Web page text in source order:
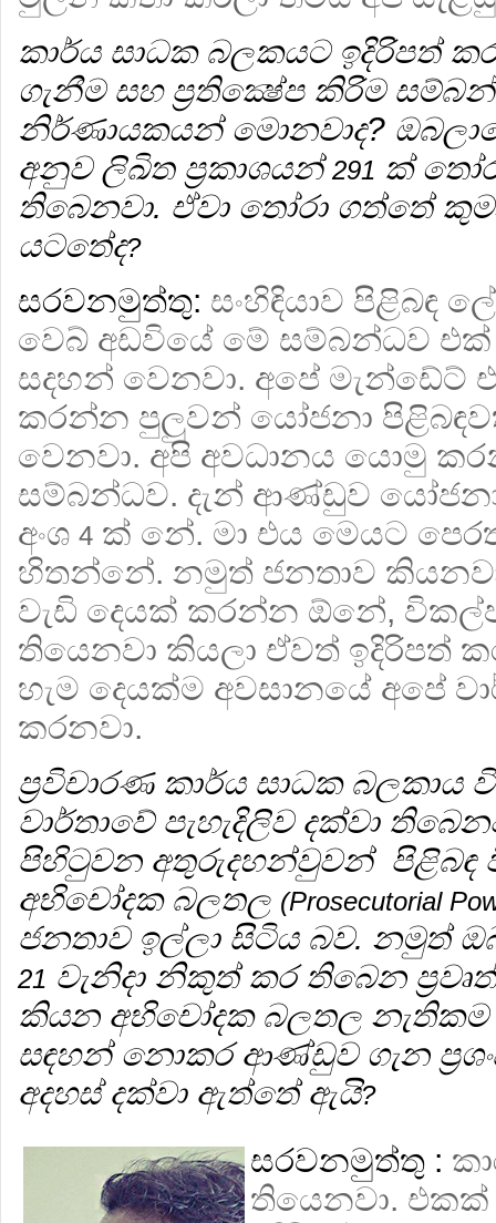
කාර්ය සාධක බලකයට ඉදිරිපත්
ගැනීම සහ ප්‍රතික්‍ෂේප කිරිම
නිර්ණායකයන් මොනවාද?
අනුව ලිඛිත ප්‍රකාශයන්291 ක්
තිබෙනවා. ඒවා තෝරා ගත්තේ
යටතේද?
සරවනමුත්තු: සංහිඳියාව පිළිබඳ
වෙබ් අඩවියේ මේ සම්බන්ධව
සදහන් වෙනවා. අපේ මැන්ඩේට්
කරන්න පුලුවන් යෝජනා
වෙනවා. අපි අවධානය යොමු
සම්බන්ධව. දැන් ආණ්ඩුව
අංශ 4 ක් නේ. මා එය මෙයට
හිතන්නේ. නමුත් ජනතාව
වැඩි දෙයක් කරන්න ඕනේ,
තියෙනවා කියලා ඒවත් ඉදිරිපත්
හැම දෙයක්ම අවසානයේ අපේ
කරනවා.
ප්‍රවිචාරණ කාර්ය සාධක
වාර්තාවේ පැහැදිලිව දක්වා
පිහිටුවන අතුරුදහන්වුවන් පිළිබඳ
අභිචෝදක බලතල (Prosecutorial
ජනතාව ඉල්ලා සිටිය බව. නමුත්
21 වැනිදා නිකුත් කර තිබෙන
කියන අභිචෝදක බලතල නැතිකම
සඳහන් නොකර ආණ්ඩුව ගැන
අදහස් දක්වා ඇත්තේ ඇයි?
සරවනමුත්තු :
තියෙනවා. එකක්